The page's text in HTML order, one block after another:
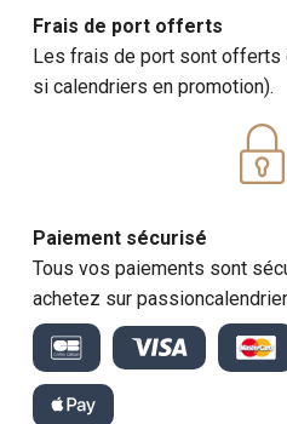
Frais de port offerts
Les frais de port sont offerts
si calendriers en promotion).
Paiement sécurisé
Tous vos paiements sont
achetez sur